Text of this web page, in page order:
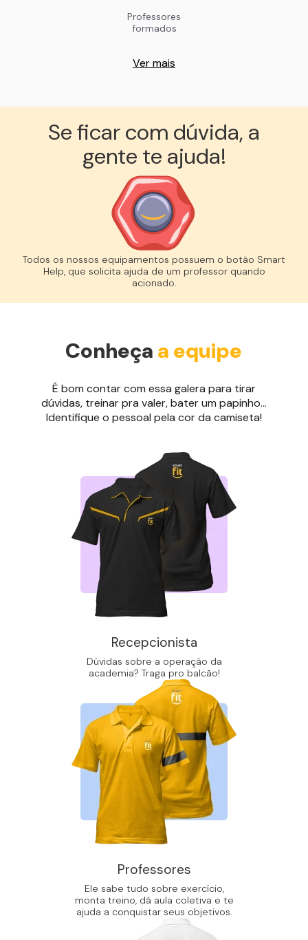
Professores
formados
Ver mais
Se ficar com dúvida, a
gente te ajuda!︎
Todos os nossos equipamentos possuem o botão Smart
Help, que solicita ajuda de um professor quando
acionado.
Conheça a equipe
É bom contar com essa galera para tirar
dúvidas, treinar pra valer, bater um papinho...
Identifique o pessoal pela cor da camiseta!
Recepcionista
Dúvidas sobre a operação da
academia? Traga pro balcão!
Professores
Ele sabe tudo sobre exercício,
monta treino, dá aula coletiva e te
ajuda a conquistar seus objetivos.